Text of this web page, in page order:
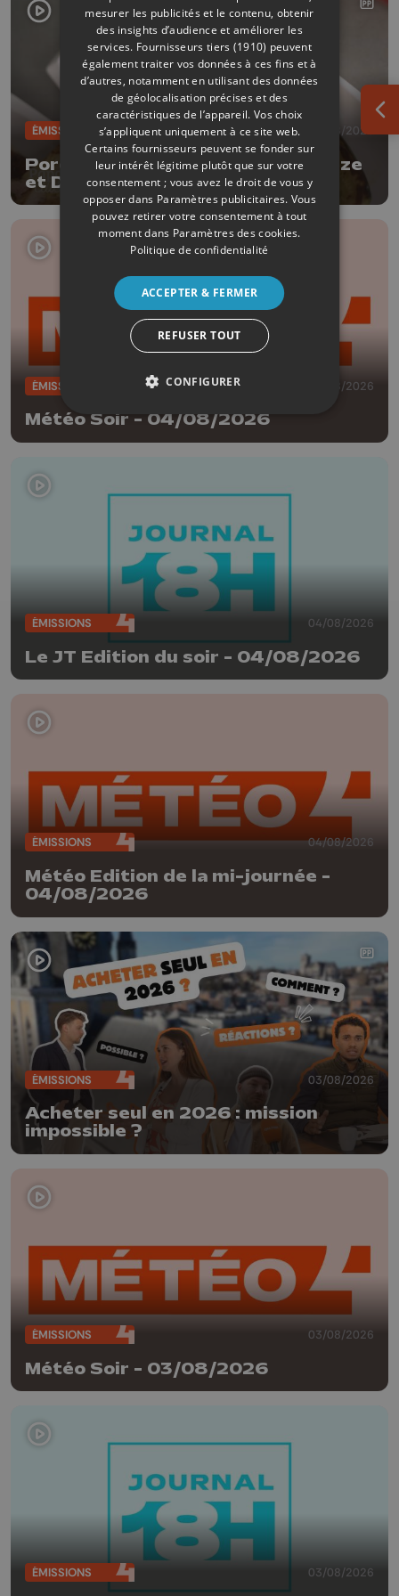
ÉMISSIONS 04/08/2026
Porc à la bière Tripick avec Delhaize
et Dufrais
ÉMISSIONS 04/08/2026
Météo Soir - 04/08/2026
ÉMISSIONS 04/08/2026
Le JT Edition du soir - 04/08/2026
ÉMISSIONS 04/08/2026
Météo Edition de la mi-journée -
04/08/2026
ÉMISSIONS 03/08/2026
Acheter seul en 2026 : mission
impossible ?
ÉMISSIONS 03/08/2026
Météo Soir - 03/08/2026
ÉMISSIONS 03/08/2026
mesurer les publicités et le contenu, obtenir
des insights d’audience et améliorer les
services. Fournisseurs tiers (1910) peuvent
également traiter vos données à ces fins et à
d’autres, notamment en utilisant des données
de géolocalisation précises et des
caractéristiques de l’appareil. Vos choix
s’appliquent uniquement à ce site web.
Certains fournisseurs peuvent se fonder sur
leur intérêt légitime plutôt que sur votre
consentement ; vous avez le droit de vous y
opposer dans Paramètres publicitaires. Vous
pouvez retirer votre consentement à tout
moment dans Paramètres des cookies.
Politique de confidentialité
ACCEPTER & FERMER
REFUSER TOUT
CONFIGURER